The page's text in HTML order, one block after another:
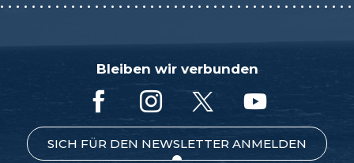
Bleiben wir verbunden
SICH FÜR DEN NEWSLETTER ANMELDEN